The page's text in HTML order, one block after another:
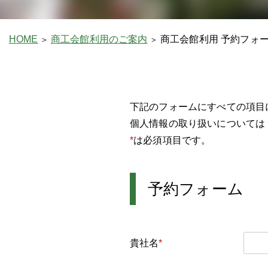
HOME 商工会館利用のご案内 商工会館利用 予約フォ
下記のフォームにすべての項
個人情報の取り扱いについては
*は必須項目です。
予約フォーム
貴社名*